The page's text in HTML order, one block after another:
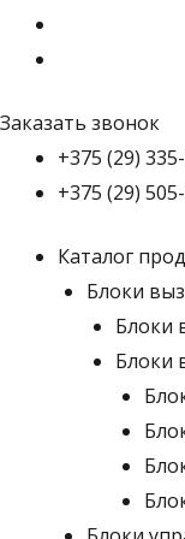
Заказать звонок
+375 (29)
+375 (29)
Каталог
Блоки
Блоки
Блоки